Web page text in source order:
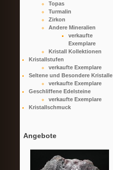
Topas
Turmalin
Zirkon
Andere Mineralien
verkaufte
Exemplare
Kristall Kollektionen
Kristallstufen
verkaufte Exemplare
Seltene und Besondere Kristalle
verkaufte Exemplare
Geschliffene Edelsteine
verkaufte Exemplare
Kristallschmuck
Angebote